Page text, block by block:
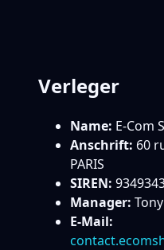
Verleger
Name: E-Com
Anschrift: 60
PARIS
SIREN:
Manager:
E-Mail: